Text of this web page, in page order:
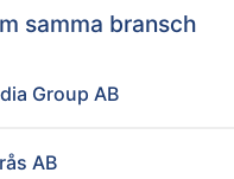
samma bransch
Group AB
AB